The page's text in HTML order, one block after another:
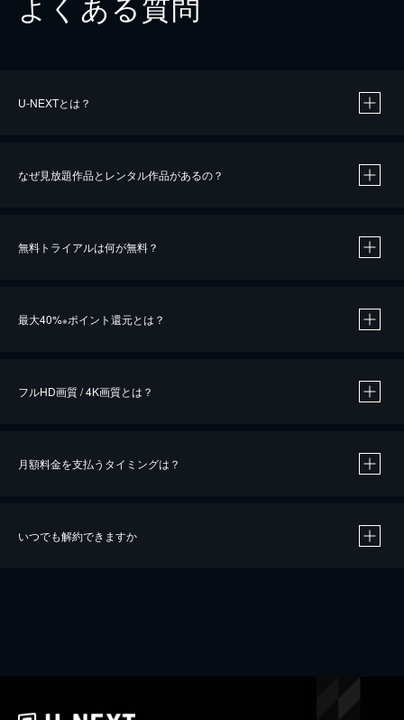
U-NEXTとは？
なぜ見放題作品とレンタル作品があるの？
無料トライアルは何が無料？
最大40%※ポイント還元とは？
※40％ポイント還元の対象は、クレジットカード決済による作品の購入 / レンタルです。
iOSアプリのUコイン決済による作品の購入 / レンタルは、20％のポイント還元です。
フルHD画質 / 4K画質とは？
月額料金を支払うタイミングは？
いつでも解約できますか